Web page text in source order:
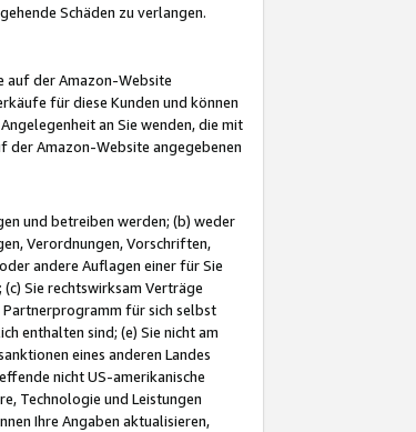
Schäden zu verlangen.
auf der Amazon-Website
für diese Kunden und können
an Sie wenden, die mit
der Amazon-Website angegebenen
und betreiben werden; (b) weder
Verordnungen, Vorschriften,
andere Auflagen einer für Sie
Sie rechtswirksam Verträge
Partnerprogramm für sich selbst
enthalten sind; (e) Sie nicht am
eines anderen Landes
nicht US-amerikanische
Technologie und Leistungen
Ihre Angaben aktualisieren,